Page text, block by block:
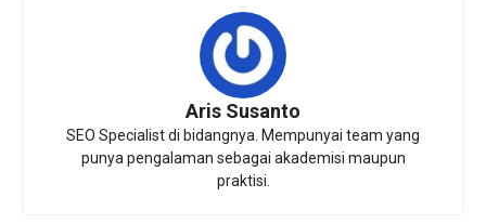
Aris Susanto
SEO Specialist di bidangnya. Mempunyai team yang
punya pengalaman sebagai akademisi maupun
praktisi.